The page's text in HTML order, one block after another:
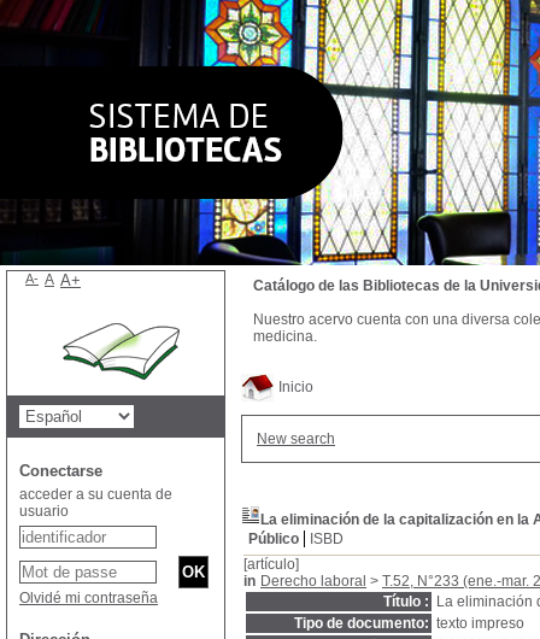
Inicio
New search
La eliminación de la capitalización en la
Público
ISBD
[artículo]
in Derecho laboral > T.52, N°233 (ene.-mar.
Título :
La eliminación
Tipo de documento: texto impreso
Catálogo de las Bibliotecas de la
Nuestro acervo cuenta con una diversa
medicina.
A- A A+
Conectarse
acceder a su cuenta de
usuario
Olvidé mi contraseña